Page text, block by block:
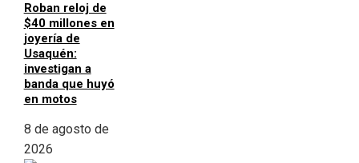
Roban reloj de
$40 millones en
joyería de
Usaquén:
investigan a
banda que huyó
en motos
8 de agosto de
2026